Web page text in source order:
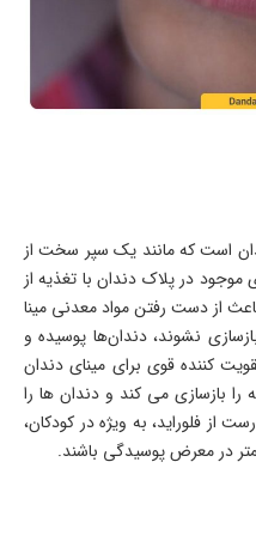
است که مانند یک سپر سخت از
در پلاک دندان با تغذیه از
از دست رفتن مواد معدنی مینا
نشوند، دندان‌ها پوسیده و
کننده قوی برای مینای دندان
بازسازی می کند و دندان ها را
از فلوراید، به ویژه در کودکان،
در معرض پوسیدگی باشند.